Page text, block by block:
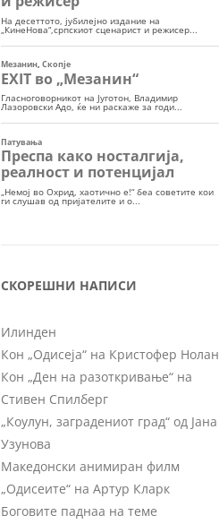
СКОРЕШНИ НАПИСИ
Илинден
Кон „Одисеја“ на Кристофер Нолан
Кон „Ден на разоткривање“ на
Стивен Спилберг
„Коулун, заградениот град“ од Јана
Узунова
Македонски анимиран филм
„Одисеите“ на Артур Кларк
Боговите паднаа на теме